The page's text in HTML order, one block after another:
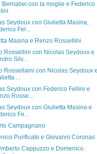
Bernabei con la moglie e Federico
Seydoux con Giulietta Masina,
Fel...
Masina e Renzo Rossellini
Rossellini con Nicolas Seydoux e
Silv...
Rossellaini con Nicolas Seydoux e
...
Seydoux con Federico Fellini e
Rosse...
Seydoux con Giulietta Masina e
Fe...
Campagnano
Purificato e Giovanni Coronas
Cappuzzo e Domenico